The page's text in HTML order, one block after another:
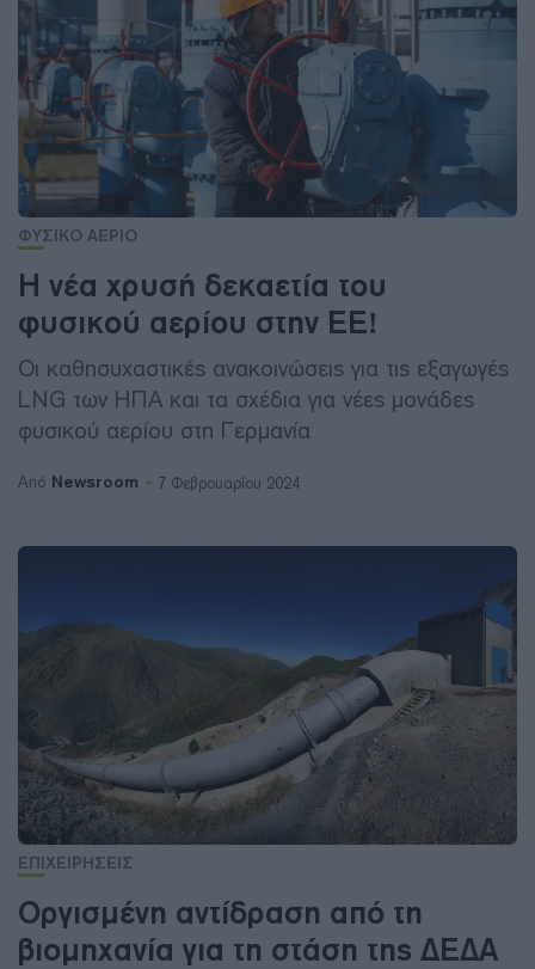
ΦΥΣΙΚΟ ΑΕΡΙΟ
Η νέα χρυσή δεκαετία του
φυσικού αερίου στην ΕΕ!
Οι καθησυχαστικές ανακοινώσεις για τις εξαγωγές
LNG των ΗΠΑ και τα σχέδια για νέες μονάδες
φυσικού αερίου στη Γερμανία
Από Newsroom 7 Φεβρουαρίου 2024
ΕΠΙΧΕΙΡΗΣΕΙΣ
Οργισμένη αντίδραση από τη
βιομηχανία για τη στάση της ΔΕΔΑ